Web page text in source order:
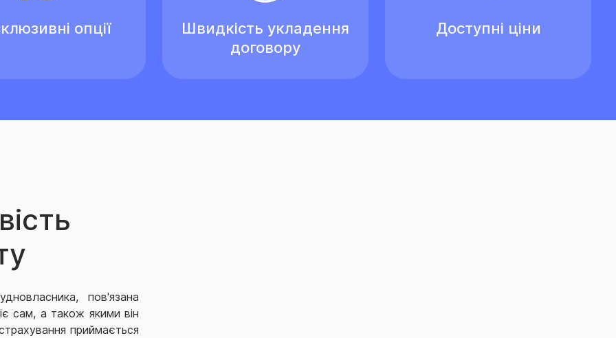
опції
Швидкість укладення
договору
Доступні ціни
пов'язана
сам, а також якими він
приймається